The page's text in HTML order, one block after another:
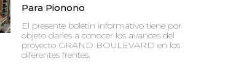
Para Pionono
El presente boletín informativo tiene por
objeto darles a conocer los avances del
proyecto GRAND BOULEVARD en los
diferentes frentes.